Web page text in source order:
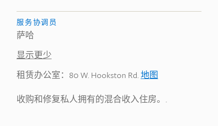
服务协调员
萨哈
显示更少
租赁办公室：80 W. Hookston Rd.地图
收购和修复私人拥有的混合收入住房。.